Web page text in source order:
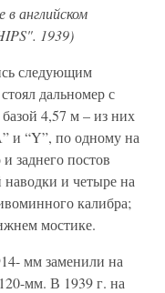
в английском
1939)
следующим
дальномер с
4,57 м – из них
и “Y”, по одному на
заднего постов
наводки и четыре на
калибра;
мостике.
мм заменили на
мм. В 1939 г. на